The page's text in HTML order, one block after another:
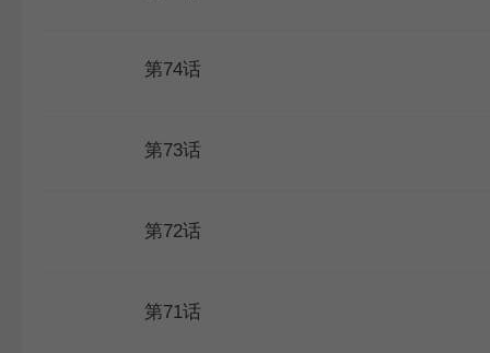
第74话
第73话
第72话
第71话